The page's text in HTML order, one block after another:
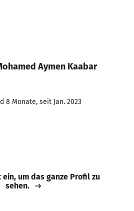
Aymen Kaabar
8 Monate, seit Jan. 2023
ein, um das ganze Profil zu
sehen.